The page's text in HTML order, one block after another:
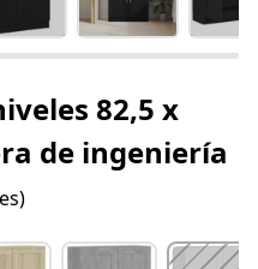
82,5 x
de ingeniería